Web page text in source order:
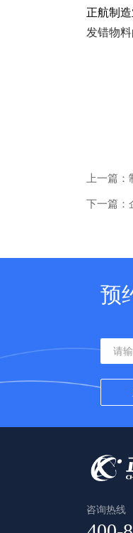
正航制
发错物
上一篇
下一篇：
预
咨询热线